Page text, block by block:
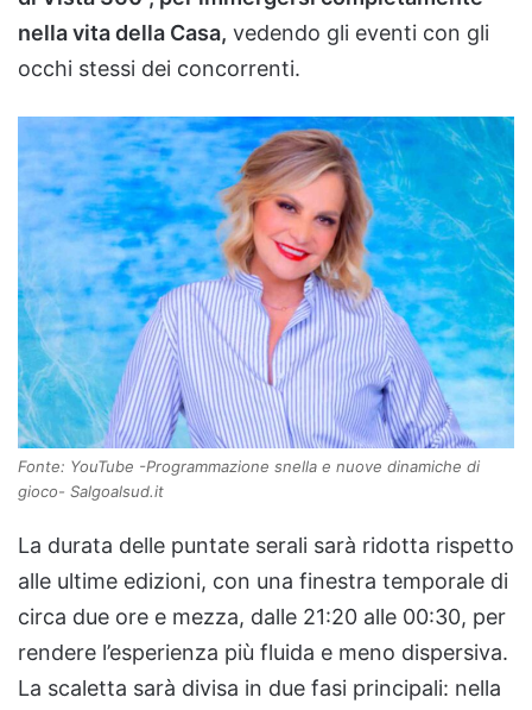
nella vita della Casa, vedendo gli eventi con gli
occhi stessi dei concorrenti.
Fonte: YouTube -Programmazione snella e nuove dinamiche di
gioco- Salgoalsud.it
La durata delle puntate serali sarà ridotta rispetto
alle ultime edizioni, con una finestra temporale di
circa due ore e mezza, dalle 21:20 alle 00:30, per
rendere l’esperienza più fluida e meno dispersiva.
La scaletta sarà divisa in due fasi principali: nella